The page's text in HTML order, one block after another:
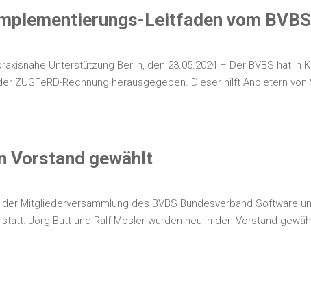
Leitfaden vom
Unter­stüt­zung Ber­lin, den 23.05.2024 – Der BVBS hat
ZUGFeRD-Rech­nung her­aus­ge­ge­ben. Die­ser hilft Anbie­tern
Vor­stand gewählt
der Mit­glie­der­ver­samm­lung des BVBS Bun­des­ver­band Soft­ware
Jörg Butt und Ralf Mos­ler wur­den neu in den Vor­stand